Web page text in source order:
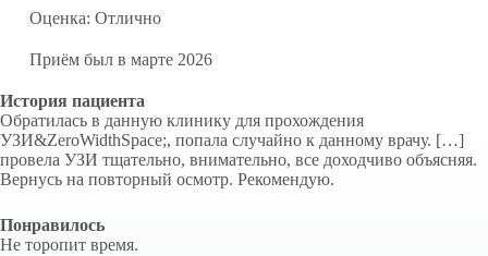
Оценка: Отлично
Приём был в марте 2026
История пациента
Обратилась в данную клинику для прохождения
УЗИ&ZeroWidthSpace;, попала случайно к данному врачу. […]
провела УЗИ тщательно, внимательно, все доходчиво объясняя.
Вернусь на повторный осмотр. Рекомендую.
Понравилось
Не торопит время.